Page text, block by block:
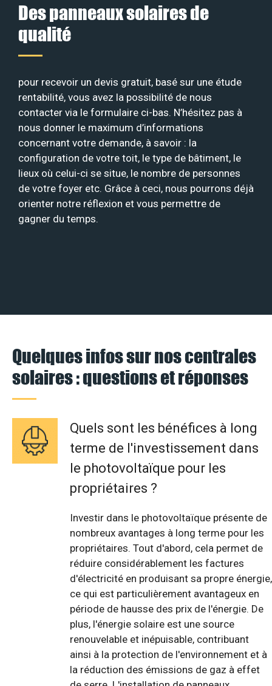
Des panneaux solaires de
qualité
pour recevoir un devis gratuit, basé sur une étude
rentabilité, vous avez la possibilité de nous
contacter via le formulaire ci-bas. N’hésitez pas à
nous donner le maximum d’informations
concernant votre demande, à savoir : la
configuration de votre toit, le type de bâtiment, le
lieux où celui-ci se situe, le nombre de personnes
de votre foyer etc. Grâce à ceci, nous pourrons déjà
orienter notre réflexion et vous permettre de
gagner du temps.
Quelques infos sur nos centrales
solaires : questions et réponses
Quels sont les bénéfices à long
terme de l'investissement dans
le photovoltaïque pour les
propriétaires ?
Investir dans le photovoltaïque présente de
nombreux avantages à long terme pour les
propriétaires. Tout d'abord, cela permet de
réduire considérablement les factures
d'électricité en produisant sa propre énergie,
ce qui est particulièrement avantageux en
période de hausse des prix de l'énergie. De
plus, l'énergie solaire est une source
renouvelable et inépuisable, contribuant
ainsi à la protection de l'environnement et à
la réduction des émissions de gaz à effet